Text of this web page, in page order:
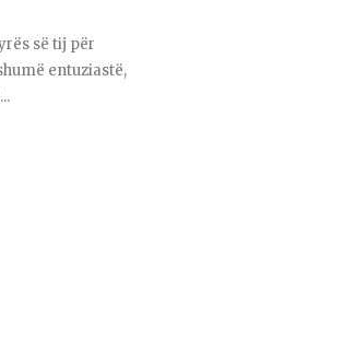
së tij për
entuziastë,